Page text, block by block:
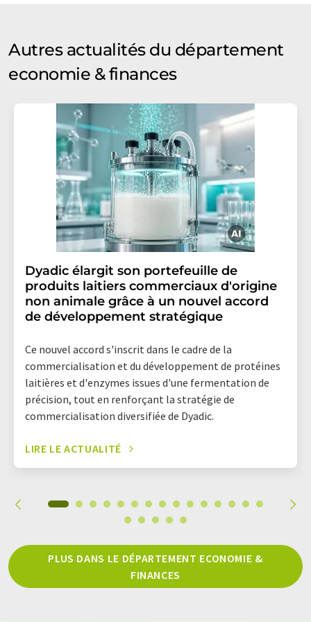
Autres actualités du département
economie & finances
Dyadic élargit son portefeuille de
produits laitiers commerciaux d'origine
non animale grâce à un nouvel accord
de développement stratégique
Ce nouvel accord s'inscrit dans le cadre de la
commercialisation et du développement de protéines
laitières et d'enzymes issues d'une fermentation de
précision, tout en renforçant la stratégie de
commercialisation diversifiée de Dyadic.
LIRE LE ACTUALITÉ
PLUS DANS LE DÉPARTEMENT ECONOMIE &
FINANCES